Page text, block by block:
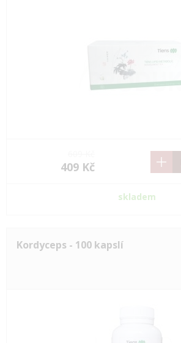
409 Kč
skladem
Kordyceps - 100 kapslí